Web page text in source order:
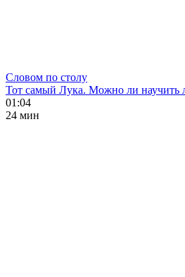
Словом по столу
Тот самый Лука. Можно ли научить
01:04
24 мин